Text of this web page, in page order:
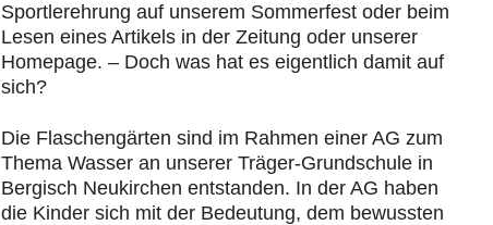
Sportlerehrung auf unserem Sommerfest oder beim
Lesen eines Artikels in der Zeitung oder unserer
Homepage. – Doch was hat es eigentlich damit auf
sich?
Die Flaschengärten sind im Rahmen einer AG zum
Thema Wasser an unserer Träger-Grundschule in
Bergisch Neukirchen entstanden. In der AG haben
die Kinder sich mit der Bedeutung, dem bewussten